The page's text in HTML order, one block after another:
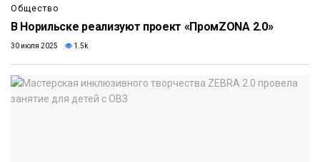
Общество
В Норильске реализуют проект «ПромZONA 2.0»
30 июля 2025 1.5k